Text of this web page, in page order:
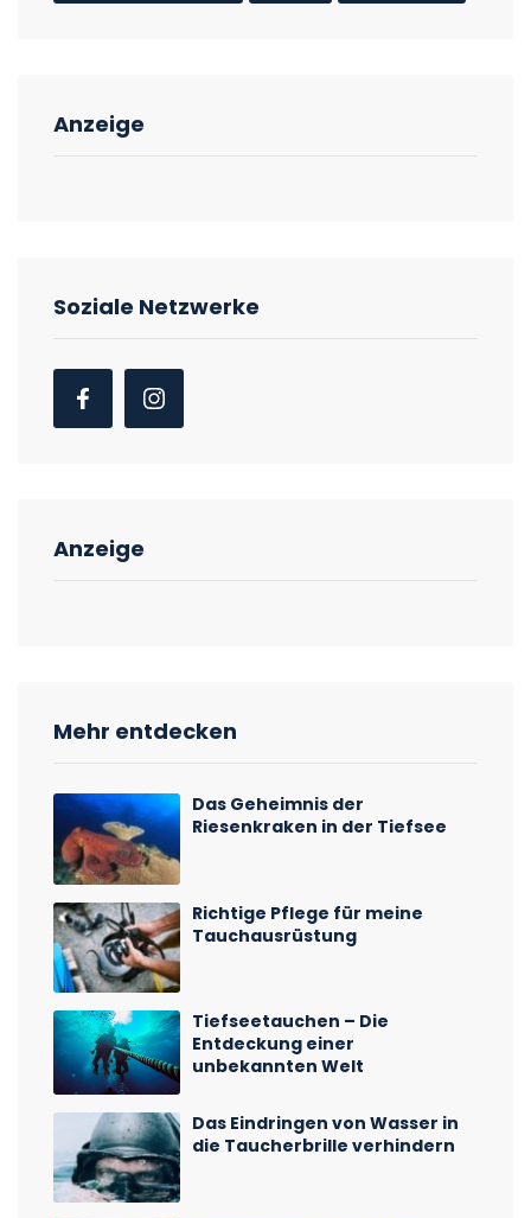
Anzeige
Soziale Netzwerke
Anzeige
Mehr entdecken
Das Geheimnis der
Riesenkraken in der Tiefsee
Richtige Pflege für meine
Tauchausrüstung
Tiefseetauchen – Die
Entdeckung einer
unbekannten Welt
Das Eindringen von Wasser in
die Taucherbrille verhindern